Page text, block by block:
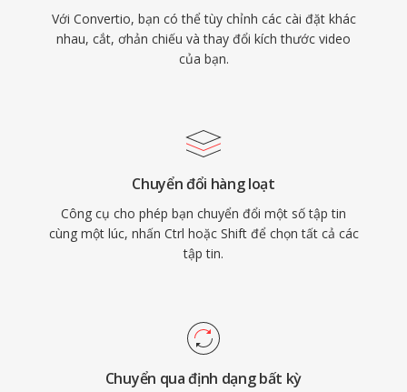
Với Convertio, bạn có thể tùy chỉnh các cài đặt khác
nhau, cắt, ơhản chiếu và thay đổi kích thước video
của bạn.
Chuyển đổi hàng loạt
Công cụ cho phép bạn chuyển đổi một số tập tin
cùng một lúc, nhấn Ctrl hoặc Shift để chọn tất cả các
tập tin.
Chuyển qua định dạng bất kỳ